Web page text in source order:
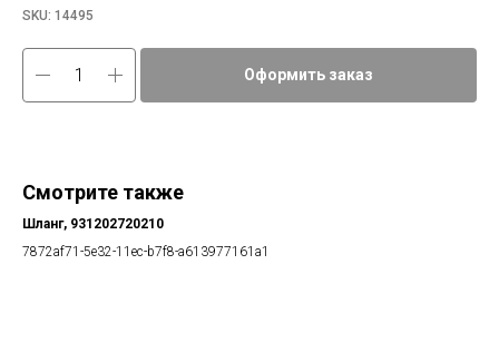
SKU: 14495
Оформить заказ
Смотрите также
Шланг, 931202720210
7872af71-5e32-11ec-b7f8-a613977161a1